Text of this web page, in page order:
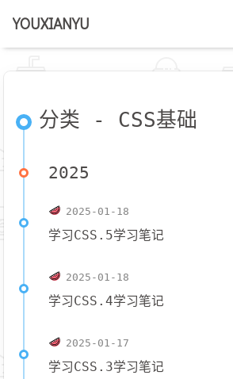
YOUXIANYU
分类 - CSS基础
2025
2025-01-18
学习CSS.5学习笔记
2025-01-18
学习CSS.4学习笔记
2025-01-17
学习CSS.3学习笔记